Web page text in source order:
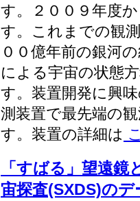
す。２００９年度
す。これまでの観
００億年前の銀河
による宇宙の状態
す。装置開発に興
測装置で最先端の
す。装置の詳細は
「すばる」望遠
宙探査(SXDS)の